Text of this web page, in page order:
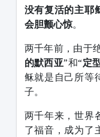
没有复活的主耶
会胆颤心惊。
两千年前，由于
的默西亚”和“定
稣就是自己所等
子。
两千年来，世界
了福音，成为了